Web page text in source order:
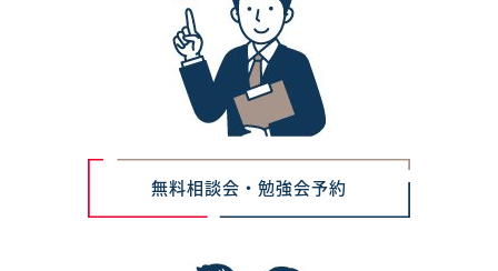
無料相談会・勉強会予約